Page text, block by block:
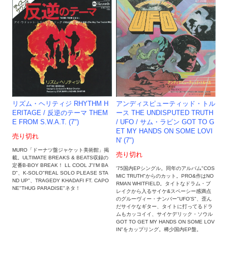
リズム・ヘリティジ RHYTHM H
ERITAGE / 反逆のテーマ THEM
E FROM S.W.A.T. (7")
売り切れ
MURO「ドーナツ盤ジャケット美術館」掲
載。ULTIMATE BREAKS & BEATS収録の
定番B-BOY BREAK！ LL COOL J"I'M BA
D"、K-SOLO"REAL SOLO PLEASE STA
ND UP"、TRAGEDY KHADAFI FT. CAPO
NE"THUG PARADISE"ネタ！
アンディスピューティッド・トル
ース THE UNDISPUTED TRUTH
/ UFO / サム・ラビン GOT TO G
ET MY HANDS ON SOME LOVI
N' (7")
売り切れ
'75国内EPシングル。同年のアルバム"COS
MIC TRUTH"からのカット。PRO&作はNO
RMAN WHITFIELD。タイトなドラム・ブ
レイクから入るサイケ&スペーシー感満点
のグルーヴィー・ナンバー"UFO'S"、歪ん
だサイケなギター、タイトに打ってるドラ
ムもカッコイイ、サイケデリック・ソウル
GOT TO GET MY HANDS ON SOME LOV
IN"をカップリング。稀少国内EP盤。